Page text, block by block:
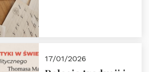
17/01/2026